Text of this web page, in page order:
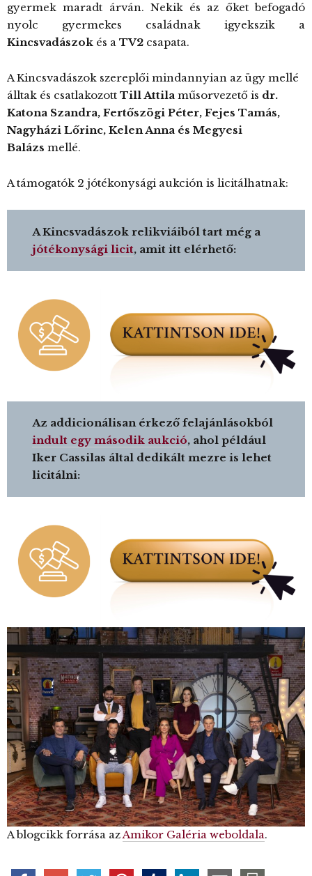
gyermek maradt árván. Nekik és az őket befogadó
nyolc gyermekes családnak igyekszik a
Kincsvadászok és a TV2 csapata.
A Kincsvadászok szereplői mindannyian az ügy mellé
álltak és csatlakozott Till Attila műsorvezető is dr.
Katona Szandra, Fertőszögi Péter, Fejes Tamás,
Nagyházi Lőrinc, Kelen Anna és Megyesi
Balázs mellé.
A támogatók 2 jótékonysági aukción is licitálhatnak:
A Kincsvadászok relikviáiból tart még a
jótékonysági licit, amit itt elérhető:
Az addicionálisan érkező felajánlásokból
indult egy második aukció, ahol például
Iker Cassilas által dedikált mezre is lehet
licitálni:
A blogcikk forrása azAmikor Galéria weboldala.